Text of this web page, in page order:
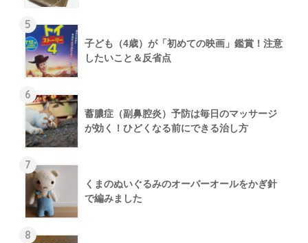
5
子ども（4歳）が「初めての映画」鑑賞！注意
したいこと＆反省点
6
蓄膿症（副鼻腔炎）予防は毎日のマッサージ
が効く！ひどくなる前にできる治し方
7
くまのぬいぐるみのオーバーオールをかぎ針
で編みました
8